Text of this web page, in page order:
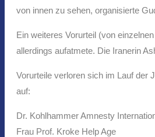
von innen zu sehen, organisierte
Ein weiteres Vorurteil (von
allerdings aufatmete. Die Iranerin
Vorurteile verloren sich im Lauf der
auf:
Dr. Kohlhammer Amnesty
Frau Prof. Kroke Help Age